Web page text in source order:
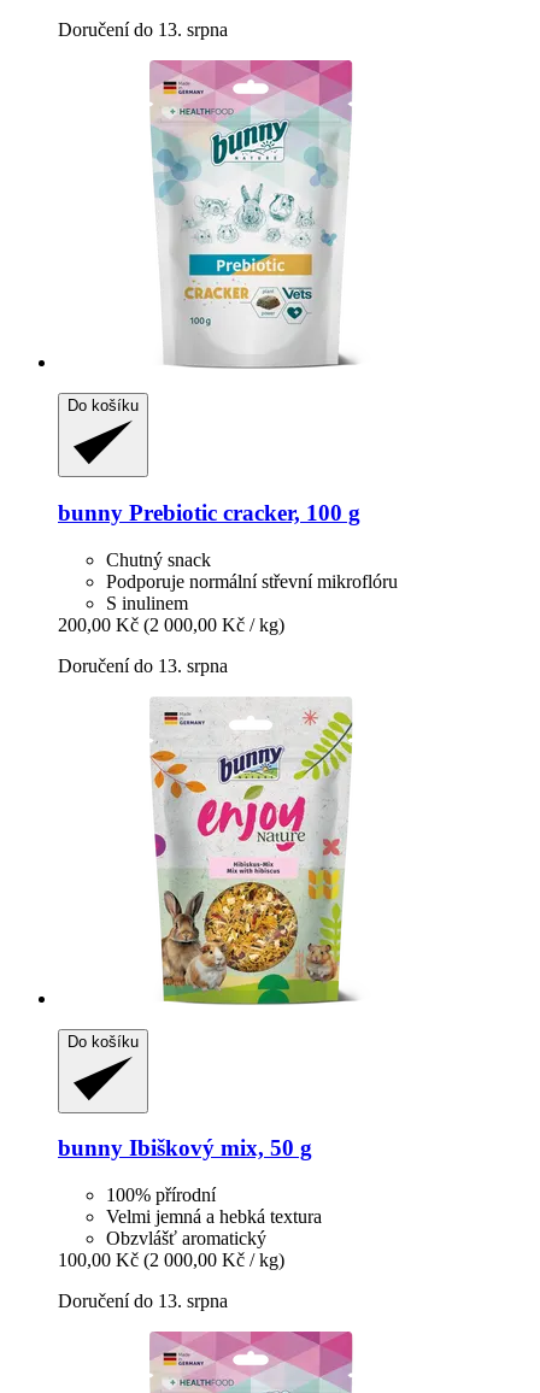
Doručení do 13. srpna
Do košíku
bunny Prebiotic cracker, 100 g
Chutný snack
Podporuje normální střevní mikroflóru
S inulinem
200,00 Kč (2 000,00 Kč / kg)
Doručení do 13. srpna
Do košíku
bunny Ibiškový mix, 50 g
100% přírodní
Velmi jemná a hebká textura
Obzvlášť aromatický
100,00 Kč (2 000,00 Kč / kg)
Doručení do 13. srpna